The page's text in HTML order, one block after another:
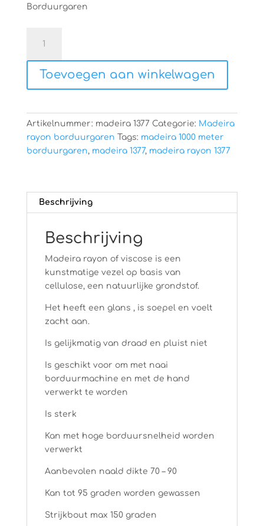
Borduurgaren
rayon
1377
aantal
Toevoegen aan winkelwagen
Artikelnummer: madeira 1377 Categorie: Madeira
rayon borduurgaren Tags: madeira 1000 meter
borduurgaren, madeira 1377, madeira rayon 1377
Beschrijving
Beschrijving
Madeira rayon of viscose is een
kunstmatige vezel op basis van
cellulose, een natuurlijke grondstof.
Het heeft een glans , is soepel en voelt
zacht aan.
Is gelijkmatig van draad en pluist niet
Is geschikt voor om met naai
borduurmachine en met de hand
verwerkt te worden
Is sterk
Kan met hoge borduursnelheid worden
verwerkt
Aanbevolen naald dikte 70 – 90
Kan tot 95 graden worden gewassen
Strijkbout max 150 graden